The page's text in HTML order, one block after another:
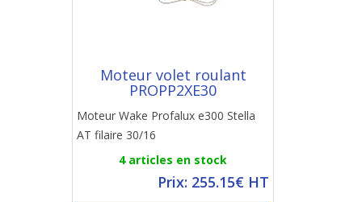
Moteur volet roulant
PROPP2XE30
Moteur Wake Profalux e300 Stella
AT filaire 30/16
4 articles en stock
Prix: 255.15€ HT